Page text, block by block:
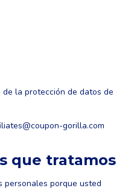
la protección de datos de
gorilla.com
que tratamos
personales porque usted